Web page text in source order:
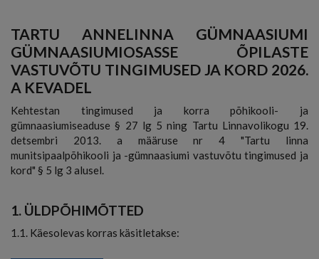
TARTU ANNELINNA GÜMNAASIUMI
GÜMNAASIUMIOSASSE ÕPILASTE
VASTUVÕTU TINGIMUSED JA KORD 2026.
A KEVADEL
Kehtestan tingimused ja korra põhikooli- ja
gümnaasiumiseaduse § 27 lg 5 ning Tartu Linnavolikogu 19.
detsembri 2013. a määruse nr 4 "Tartu linna
munitsipaalpõhikooli ja -gümnaasiumi vastuvõtu tingimused ja
kord" § 5 lg 3 alusel.
1. ÜLDPÕHIMÕTTED
1.1. Käesolevas korras käsitletakse: